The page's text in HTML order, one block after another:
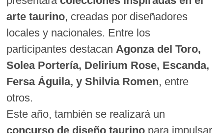
arte taurino, creadas por diseñadores
locales y nacionales. Entre los
participantes destacanAgonza del Toro,
Solea Portería, Delirium Rose, Escanda,
Fersa Águila, y Shilvia Romen, entre
otros.
Este año, también se realizará un
concurso de diseño taurino para impulsar